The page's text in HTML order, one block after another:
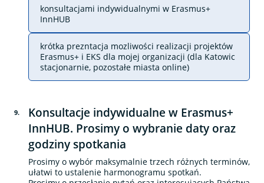
konsultacjami indywidualnymi w Erasmus+
InnHUB
krótka prezntacja mozliwości realizacji projektów
Erasmus+ i EKS dla mojej organizacji (dla Katowic
stacjonarnie, pozostałe miasta online)
9.
Konsultacje indywidualne w Erasmus+
InnHUB. Prosimy o wybranie daty oraz
godziny spotkania
Prosimy o wybór maksymalnie trzech różnych terminów,
ułatwi to ustalenie harmonogramu spotkań.